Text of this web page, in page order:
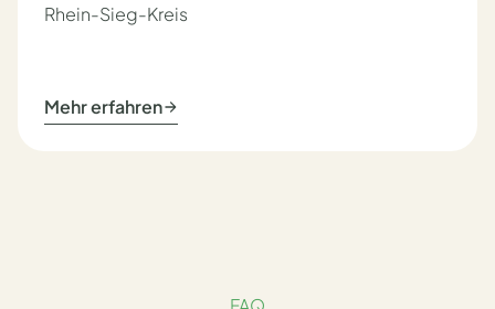
Rhein-Sieg-Kreis
Mehr erfahren